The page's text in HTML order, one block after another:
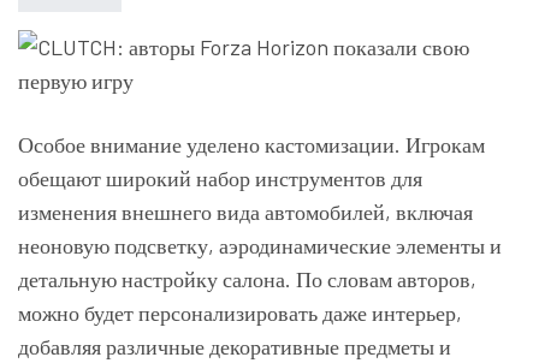
Особое внимание уделено кастомизации. Игрокам
обещают широкий набор инструментов для
изменения внешнего вида автомобилей, включая
неоновую подсветку, аэродинамические элементы и
детальную настройку салона. По словам авторов,
можно будет персонализировать даже интерьер,
добавляя различные декоративные предметы и